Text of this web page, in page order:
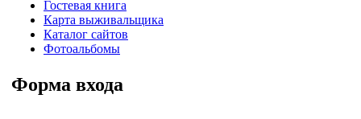
Гостевая книга
Карта выживальщика
Каталог сайтов
Фотоальбомы
Форма входа